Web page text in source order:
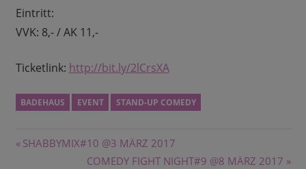
Eintritt:
VVK: 8,- / AK 11,-
Ticketlink: http://bit.ly/2lCrsXA
BADEHAUS EVENT STAND-UP COMEDY
Beitragsnavigation
Vorheriger
SHABBYMIX#10 @3 MÄRZ 2017
Nächster
COMEDY FIGHT NIGHT#9 @8 MÄRZ 2017